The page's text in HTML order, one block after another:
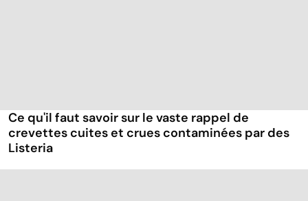
Ce qu'il faut savoir sur le vaste rappel de
crevettes cuites et crues contaminées par des
Listeria